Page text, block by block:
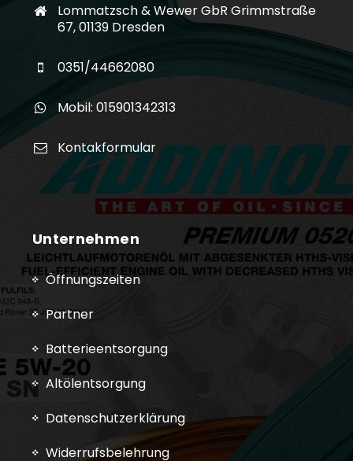
Lommatzsch & Wewer GbR Grimmstraße
67, 01139 Dresden
0351/44662080
Mobil: 015901342313
Kontakformular
Unternehmen
Öffnungszeiten
Partner
Batterieentsorgung
Altölentsorgung
Datenschutzerklärung
Widerrufsbelehrung